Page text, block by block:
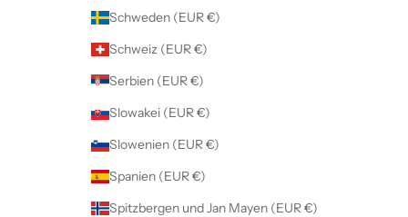
Schweden (EUR €)
Schweiz (EUR €)
Serbien (EUR €)
Slowakei (EUR €)
Slowenien (EUR €)
Spanien (EUR €)
Spitzbergen und Jan Mayen (EUR €)